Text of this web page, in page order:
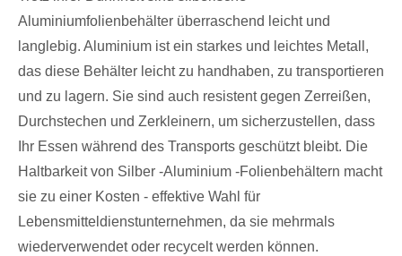
Aluminiumfolienbehälter überraschend leicht und
langlebig. Aluminium ist ein starkes und leichtes Metall,
das diese Behälter leicht zu handhaben, zu transportieren
und zu lagern. Sie sind auch resistent gegen Zerreißen,
Durchstechen und Zerkleinern, um sicherzustellen, dass
Ihr Essen während des Transports geschützt bleibt. Die
Haltbarkeit von Silber -Aluminium -Folienbehältern macht
sie zu einer Kosten - effektive Wahl für
Lebensmitteldienstunternehmen, da sie mehrmals
wiederverwendet oder recycelt werden können.